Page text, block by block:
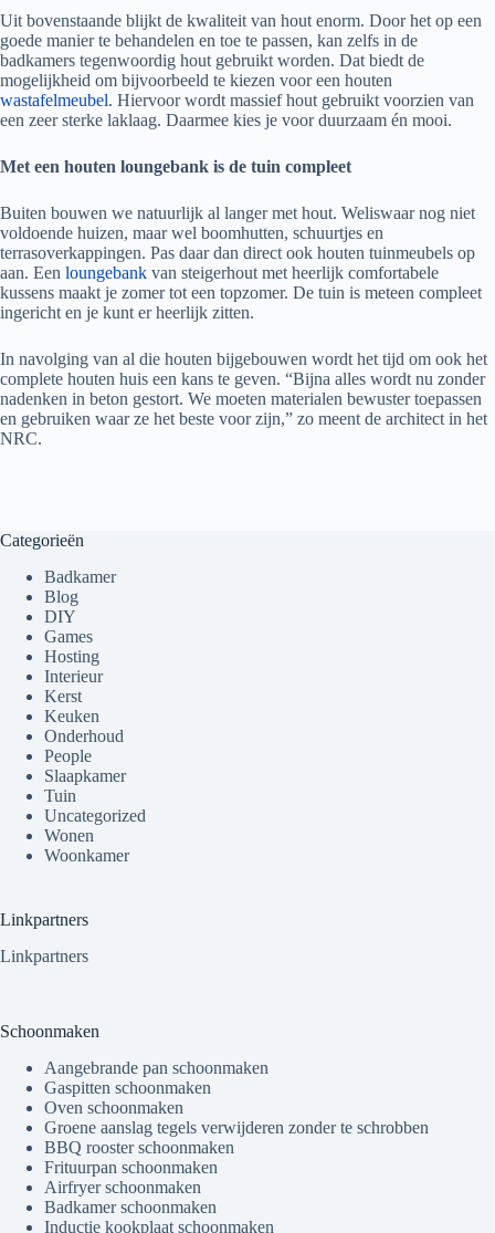
Uit bovenstaande blijkt de kwaliteit van hout enorm. Door het op een
goede manier te behandelen en toe te passen, kan zelfs in de
badkamers tegenwoordig hout gebruikt worden. Dat biedt de
mogelijkheid om bijvoorbeeld te kiezen voor een houten
wastafelmeubel. Hiervoor wordt massief hout gebruikt voorzien van
een zeer sterke laklaag. Daarmee kies je voor duurzaam én mooi.
Met een houten loungebank is de tuin compleet
Buiten bouwen we natuurlijk al langer met hout. Weliswaar nog niet
voldoende huizen, maar wel boomhutten, schuurtjes en
terrasoverkappingen. Pas daar dan direct ook houten tuinmeubels op
aan. Een loungebank van steigerhout met heerlijk comfortabele
kussens maakt je zomer tot een topzomer. De tuin is meteen compleet
ingericht en je kunt er heerlijk zitten.
In navolging van al die houten bijgebouwen wordt het tijd om ook het
complete houten huis een kans te geven. “Bijna alles wordt nu zonder
nadenken in beton gestort. We moeten materialen bewuster toepassen
en gebruiken waar ze het beste voor zijn,” zo meent de architect in het
NRC.
Categorieën
Badkamer
Blog
DIY
Games
Hosting
Interieur
Kerst
Keuken
Onderhoud
People
Slaapkamer
Tuin
Uncategorized
Wonen
Woonkamer
Linkpartners
Linkpartners
Schoonmaken
Aangebrande pan schoonmaken
Gaspitten schoonmaken
Oven schoonmaken
Groene aanslag tegels verwijderen zonder te schrobben
BBQ rooster schoonmaken
Frituurpan schoonmaken
Airfryer schoonmaken
Badkamer schoonmaken
Inductie kookplaat schoonmaken